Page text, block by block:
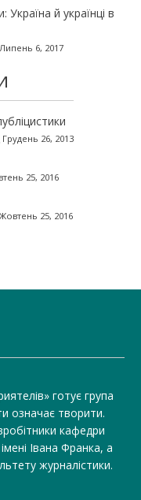
Україна й українці в
Липень 6, 2017
Грудень 26, 2013
25, 2016
Жовтень 25, 2016
готує група
означає творити.
кафедри
Івана Франка, а
журналістики.